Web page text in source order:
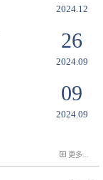
2024.12
26
2024.09
09
2024.09
更多...